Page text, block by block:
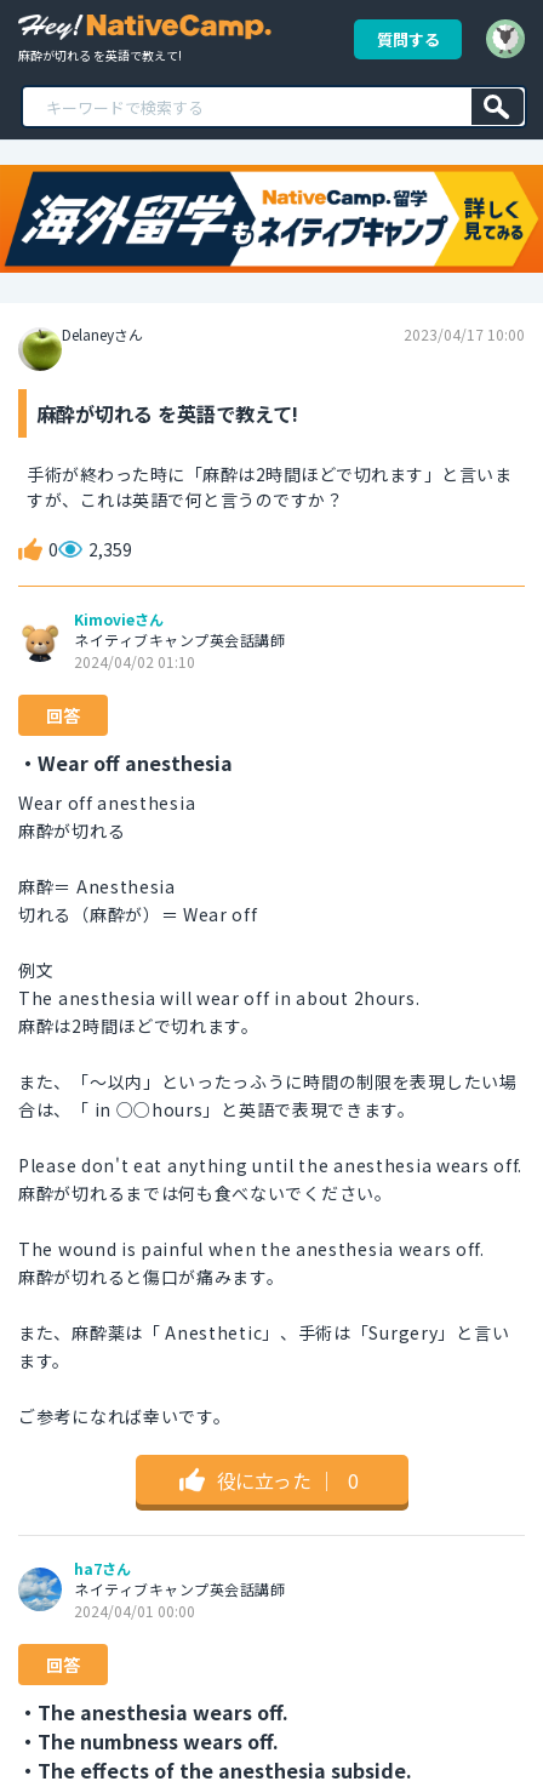
麻酔が切れる を英語で教えて!
質問する
Delaneyさん 2023/04/17 10:00
麻酔が切れる を英語で教えて!
手術が終わった時に「麻酔は2時間ほどで切れます」と言いま
すが、これは英語で何と言うのですか？
0 2,359
Kimovieさん
ネイティブキャンプ英会話講師
2024/04/02 01:10
回答
・Wear off anesthesia
Wear off anesthesia
麻酔が切れる
麻酔＝ Anesthesia
切れる（麻酔が）＝ Wear off
例文
The anesthesia will wear off in about 2hours.
麻酔は2時間ほどで切れます。
また、「〜以内」といったっふうに時間の制限を表現したい場
合は、「 in ○○hours」と英語で表現できます。
Please don't eat anything until the anesthesia wears off.
麻酔が切れるまでは何も食べないでください。
The wound is painful when the anesthesia wears off.
麻酔が切れると傷口が痛みます。
また、麻酔薬は「 Anesthetic」、手術は「Surgery」と言い
ます。
ご参考になれば幸いです。
役に立った ｜ 0
ha7さん
ネイティブキャンプ英会話講師
2024/04/01 00:00
回答
・The anesthesia wears off.
・The numbness wears off.
・The effects of the anesthesia subside.